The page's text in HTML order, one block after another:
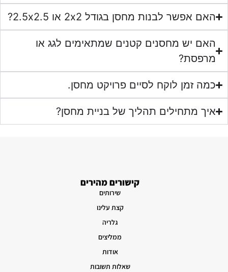
האם אפשר לבנות מחסן בגודל 2x2 או 2.5x2.5?
האם יש מחסנים קטנים שמתאימים לגג או
מרפסת?
כמה זמן לוקח לסיים פרויקט מחסן.
איך מתחילים תהליך של בניית מחסן?
קישורים מהירים
שירותים
קצת עלינו
גלריה
ממליצים
אודות
שאלות תשובות